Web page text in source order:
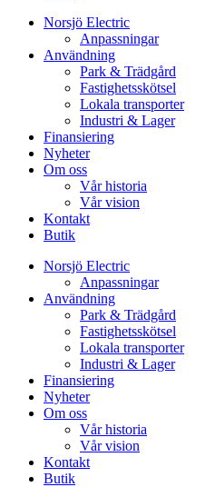
Norsjö Electric
Anpassningar
Användning
Park & Trädgård
Fastighetsskötsel
Lokala transporter
Industri & Lager
Finansiering
Nyheter
Om oss
Vår historia
Vår vision
Kontakt
Butik
Norsjö Electric
Anpassningar
Användning
Park & Trädgård
Fastighetsskötsel
Lokala transporter
Industri & Lager
Finansiering
Nyheter
Om oss
Vår historia
Vår vision
Kontakt
Butik